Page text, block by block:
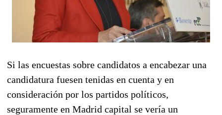
Si las encuestas sobre candidatos a encabezar una
candidatura fuesen tenidas en cuenta y en
consideración por los partidos políticos,
seguramente en Madrid capital se vería un